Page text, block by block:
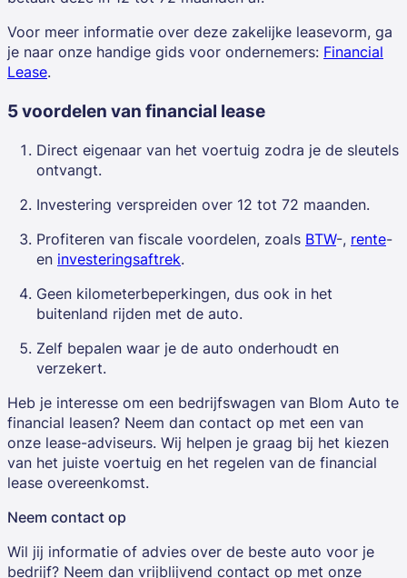
Voor meer informatie over deze zakelijke leasevorm, ga
je naar onze handige gids voor ondernemers: Financial
Lease.
5 voordelen van financial lease
Direct eigenaar van het voertuig zodra je de sleutels
ontvangt.
Investering verspreiden over 12 tot 72 maanden.
Profiteren van fiscale voordelen, zoals BTW-, rente-
en investeringsaftrek.
Geen kilometerbeperkingen, dus ook in het
buitenland rijden met de auto.
Zelf bepalen waar je de auto onderhoudt en
verzekert.
Heb je interesse om een bedrijfswagen van Blom Auto te
financial leasen? Neem dan contact op met een van
onze lease-adviseurs. Wij helpen je graag bij het kiezen
van het juiste voertuig en het regelen van de financial
lease overeenkomst.
Neem contact op
Wil jij informatie of advies over de beste auto voor je
bedrijf? Neem dan vrijblijvend contact op met onze